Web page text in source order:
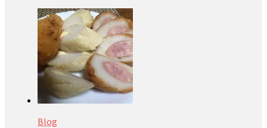
Blog